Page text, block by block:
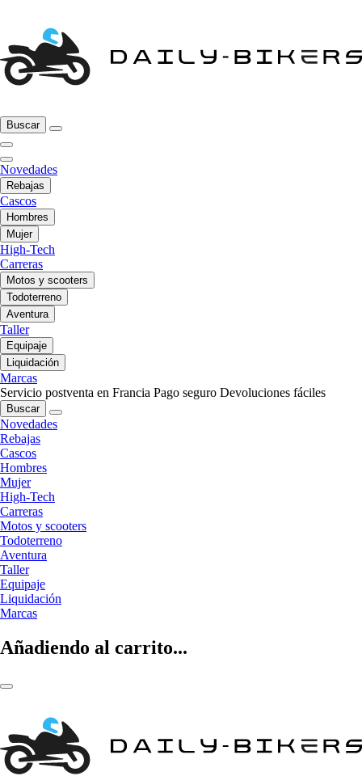
Buscar
Novedades
Rebajas
Cascos
Hombres
Mujer
High-Tech
Carreras
Motos y scooters
Todoterreno
Aventura
Taller
Equipaje
Liquidación
Marcas
Servicio postventa en Francia Pago seguro Devoluciones fáciles
Buscar
Novedades
Rebajas
Cascos
Hombres
Mujer
High-Tech
Carreras
Motos y scooters
Todoterreno
Aventura
Taller
Equipaje
Liquidación
Marcas
Añadiendo al carrito...